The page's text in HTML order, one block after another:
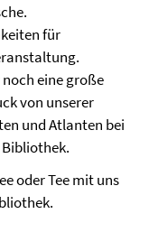
für
eine große
von unserer
und Atlanten bei
oder Tee mit uns